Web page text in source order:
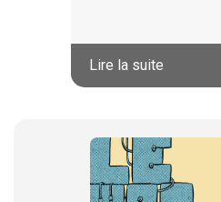
Lire la suite